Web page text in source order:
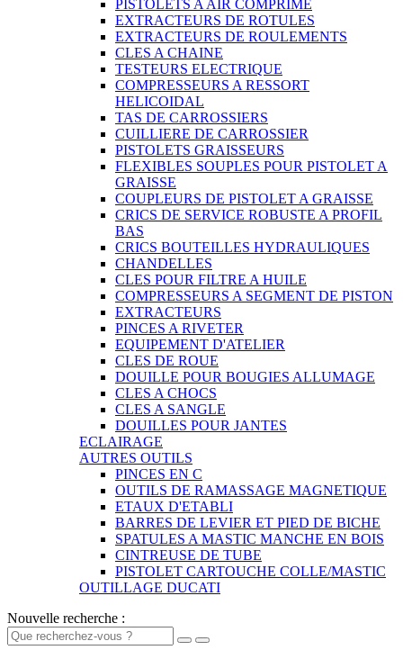
PISTOLETS A AIR COMPRIME
EXTRACTEURS DE ROTULES
EXTRACTEURS DE ROULEMENTS
CLES A CHAINE
TESTEURS ELECTRIQUE
COMPRESSEURS A RESSORT
HELICOIDAL
TAS DE CARROSSIERS
CUILLIERE DE CARROSSIER
PISTOLETS GRAISSEURS
FLEXIBLES SOUPLES POUR PISTOLET A
GRAISSE
COUPLEURS DE PISTOLET A GRAISSE
CRICS DE SERVICE ROBUSTE A PROFIL
BAS
CRICS BOUTEILLES HYDRAULIQUES
CHANDELLES
CLES POUR FILTRE A HUILE
COMPRESSEURS A SEGMENT DE PISTON
EXTRACTEURS
PINCES A RIVETER
EQUIPEMENT D'ATELIER
CLES DE ROUE
DOUILLE POUR BOUGIES ALLUMAGE
CLES A CHOCS
CLES A SANGLE
DOUILLES POUR JANTES
ECLAIRAGE
AUTRES OUTILS
PINCES EN C
OUTILS DE RAMASSAGE MAGNETIQUE
ETAUX D'ETABLI
BARRES DE LEVIER ET PIED DE BICHE
SPATULES A MASTIC MANCHE EN BOIS
CINTREUSE DE TUBE
PISTOLET CARTOUCHE COLLE/MASTIC
OUTILLAGE DUCATI
Nouvelle recherche :